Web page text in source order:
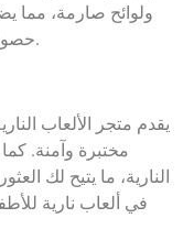
ولوائح صارمة، مما
حصول المتجر على التراخيص والتصاريح اللازمة.
يقدم متجر الألعاب
مختبرة وآمنة.
النارية، ما يتيح لك
في ألعاب نارية